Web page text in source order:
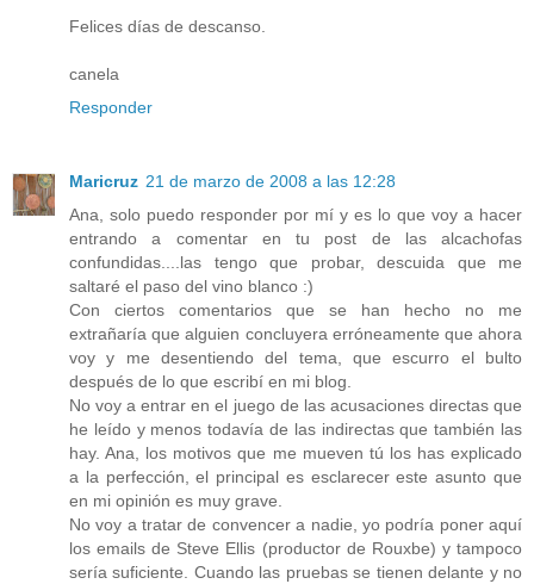
Felices días de descanso.
canela
Responder
Maricruz 21 de marzo de 2008 a las 12:28
Ana, solo puedo responder por mí y es lo que voy a hacer
entrando a comentar en tu post de las alcachofas
confundidas....las tengo que probar, descuida que me
saltaré el paso del vino blanco :)
Con ciertos comentarios que se han hecho no me
extrañaría que alguien concluyera erróneamente que ahora
voy y me desentiendo del tema, que escurro el bulto
después de lo que escribí en mi blog.
No voy a entrar en el juego de las acusaciones directas que
he leído y menos todavía de las indirectas que también las
hay. Ana, los motivos que me mueven tú los has explicado
a la perfección, el principal es esclarecer este asunto que
en mi opinión es muy grave.
No voy a tratar de convencer a nadie, yo podría poner aquí
los emails de Steve Ellis (productor de Rouxbe) y tampoco
sería suficiente. Cuando las pruebas se tienen delante y no